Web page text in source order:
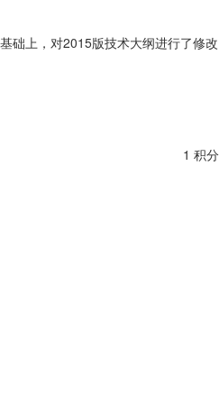
础上，对2015版技术大纲进行了修改
1 积分